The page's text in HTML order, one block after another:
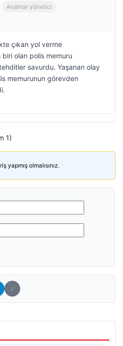
Anahtar yönetici
çıkan yol verme
biri olan polis memuru
savurdu. Yaşanan olay
memurunun görevden
1)
yapmış olmalısınız.